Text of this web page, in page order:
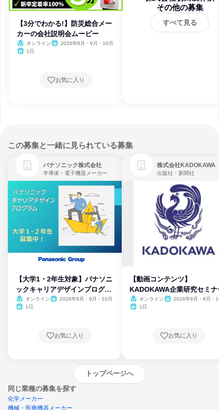
【3分でわかる!】防災総合メー
カーの会社説明会ムービー
オンライン
2026年8月・9月・10月
1日
お気に入り
その他の募集
すべて見る
この募集と一緒に見られている募集
パナソニック株式会社
半導体・電子機器メーカー
【大学1・2年生対象】パナソニ
ックキャリアデザインプログラ
ム
オンライン
2026年8月・9月・10月
1日
お気に入り
株式会社KADOKAWA
出版社・新聞社
【動画コンテンツ】
KADOKAWA企業研究セミナ
オンライン
2026年8月・9月・
1日
お気に入り
トップページへ
同じ業種の募集を探す
化学メーカー
機械・医療機器メーカー